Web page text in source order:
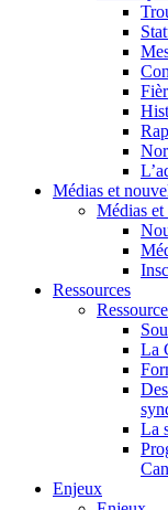
Médias et
Médias
Ressources
La
La
Enjeux